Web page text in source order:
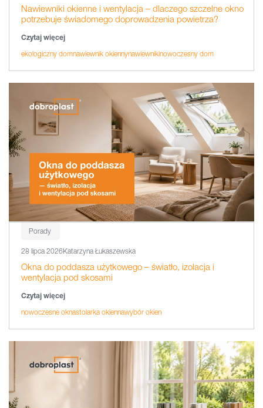
Nawiewniki okienne i wentylacja – dlaczego szczelne okno
potrzebuje świadomego doprowadzenia powietrza?
Czytaj więcej
ekologiczny domnawiewnik okiennynawiewnikinowoczesny dom
Porady
28 lipca 2026Katarzyna Łukaszewska
Okna do poddasza użytkowego – światło, izolacja i
wentylacja pod skosami
Czytaj więcej
nowoczesne oknastolarka okiennawybór okien